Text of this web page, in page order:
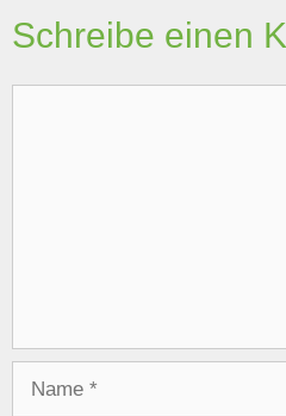
Schreibe einen